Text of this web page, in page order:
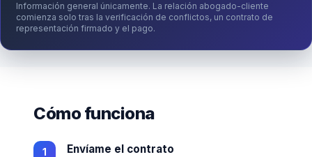
Información general únicamente. La relación abogado-cliente
comienza solo tras la verificación de conflictos, un contrato de
representación firmado y el pago.
Cómo funciona
Envíame el contrato